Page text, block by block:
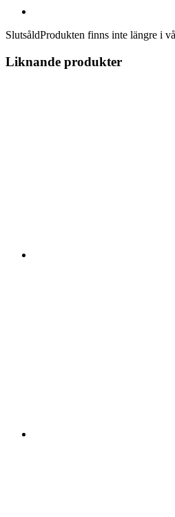
SlutsåldProdukten finns inte längre i
Liknande produkter